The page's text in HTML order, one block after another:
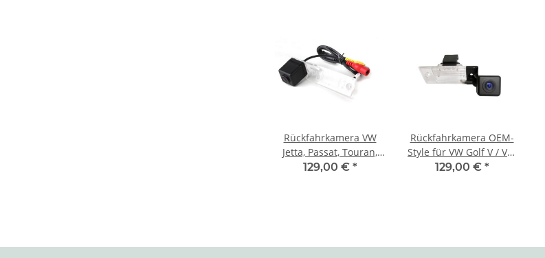
Rückfahrkamera VW
Jetta, Passat, Touran,
Caddy, T5, Multivan,
129,00 € *
Rückfahrkamera OEM-
Style für VW Golf V / VW
Touareg 2007-2010)
129,00 € *